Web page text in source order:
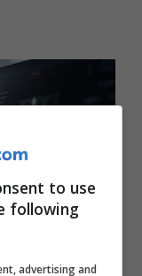
to use
following
advertising and